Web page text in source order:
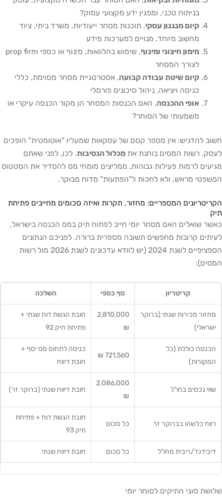
בניתוח טכני, ומפגין ידע מקצועי עמוק?
קיום מנגנון עסקי, תוכנות מסחר ייעודיות, משרד ביתי, ציוד
מחשוב מיוחד, מנויים למערכות מידע
מימון חיצוני ומינוף
, שימוש בהלוואות, מינוף או כספי prop firm
לצורך המסחר
קיום שיטת עבודה קבועה, אסטרטגיית מסחר מסוימת, כללי
כניסה ויציאה, ניהול סיכונים פורמלי
אופי ההכנסה, האם הכנסות המסחר הן מקור הכנסה עיקרי או
משמעותי של הסוחר?
חשוב להדגיש: אין מספר קסם של עסקאות שמעליו "אוטומטית" הופכים
לעסק. רשות המסים בוחנת את מכלול הנסיבות. לכן, לפני שאתם
מגיעים לרמות פעילות גבוהות, ממליצים מומחי מס להסדיר את הסטטוס
המשפטי מראש, ולא לחכות ל"הפתעות" מדוח מבוקר.
הקריטריונים המספריים: מחזור, תקרות ואיזה סכומים מחייבים פתיחת
תיק
כאשר שואלים האם מסחר יומי חייב לפתוח תיק במס הכנסה בישראל,
לעיתים קרובות מחפשים תשובה מספרית ברורה. לפניכם הנתונים
הספציפיים לשנת 2024 (יש לוודא עדכונים לשנת 2026 מול רשות
המסים):
קריטריון סף כספי השלכה
מחזור מכירות שנתי (ברוקר
ישראלי)
2,810,000
₪
חובת הגשת דוח שנתי +
פתיחת תיק 92
הכנסה כוללת (כל
המקורות)
721,560 ₪
כניסה לתחום מס יסף +
חובת דיווח
שווי נכסים בחו"ל
2,086,000
₪
חובת דיווח שנתי (ברוקר זר)
רווח כלשהו בברוקר זר כל סכום
חובת הגשת דוח + פתיחת
תיק 93
דיבידנד/ריבית מחו"ל כל סכום חובת דיווח שנתי
שלושת סוגי התיקים לסוחר יומי